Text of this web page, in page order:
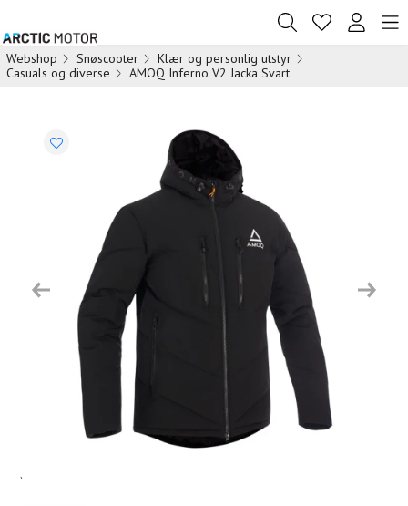
Webshop Snøscooter
Klær og personlig utstyr
Casuals og diverse
AMOQ Inferno V2 Jacka Svart
Previous Next
`